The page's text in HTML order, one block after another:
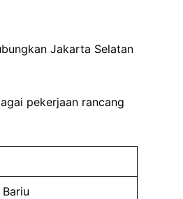
Jakarta Selatan
pekerjaan rancang